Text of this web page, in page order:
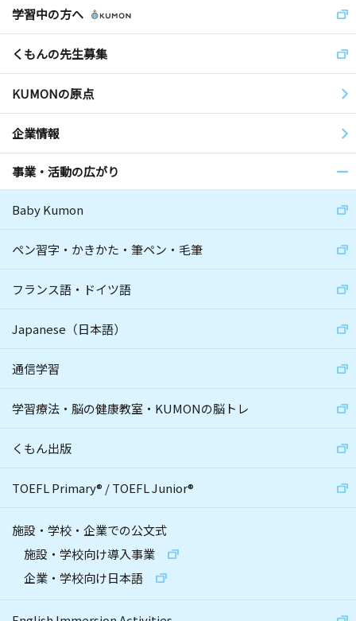
学習中の方へ
くもんの先生募集
KUMONの原点
企業情報
事業・活動の広がり
Baby Kumon
ペン習字・かきかた・筆ペン・毛筆
フランス語・ドイツ語
Japanese（日本語）
通信学習
学習療法・脳の健康教室・KUMONの脳トレ
くもん出版
TOEFL Primary® /TOEFL Junior®
施設・学校・企業での公文式
施設・学校向け導入事業
企業・学校向け日本語